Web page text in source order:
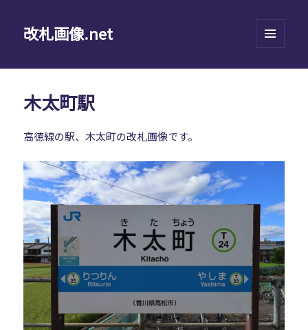
改札画像.net
ーとウ
木太町駅
高徳線の駅、木太町の改札画像です。